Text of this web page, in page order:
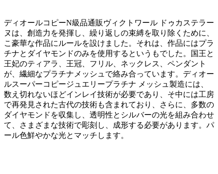
ディオールコピーN級品通販ヴィクトワール ドゥカステラー
ヌは、創造力を発揮し、繰り返しの束縛を取り除くために、
こ豪華な作品にルールを設けました。それは、作品にはプラ
チナとダイヤモンドのみを使用するというもでした。国王と
王妃のティアラ、王冠、フリル、ネックレス、ペンダント
が、繊細なプラチナメッシュで絡み合っています。ディオー
ルスーパーコピージュエリープラチナ メッシュ製造には、
数え切れないほどインレイ技術が必要であり、そ中には工房
で再発見された古代の技術も含まれており、さらに、多数の
ダイヤモンドを収集し、透明性とシルバーの光を組み合わせ
て、さまざまな技術で彫刻し、成形する必要があります。パ
ール色鮮やかな光とマッチします。